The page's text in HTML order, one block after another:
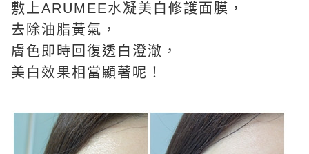
敷上ARUMEE水凝美白修護面膜，
去除油脂黃氣，
膚色即時回復透白澄澈，
美白效果相當顯著呢！